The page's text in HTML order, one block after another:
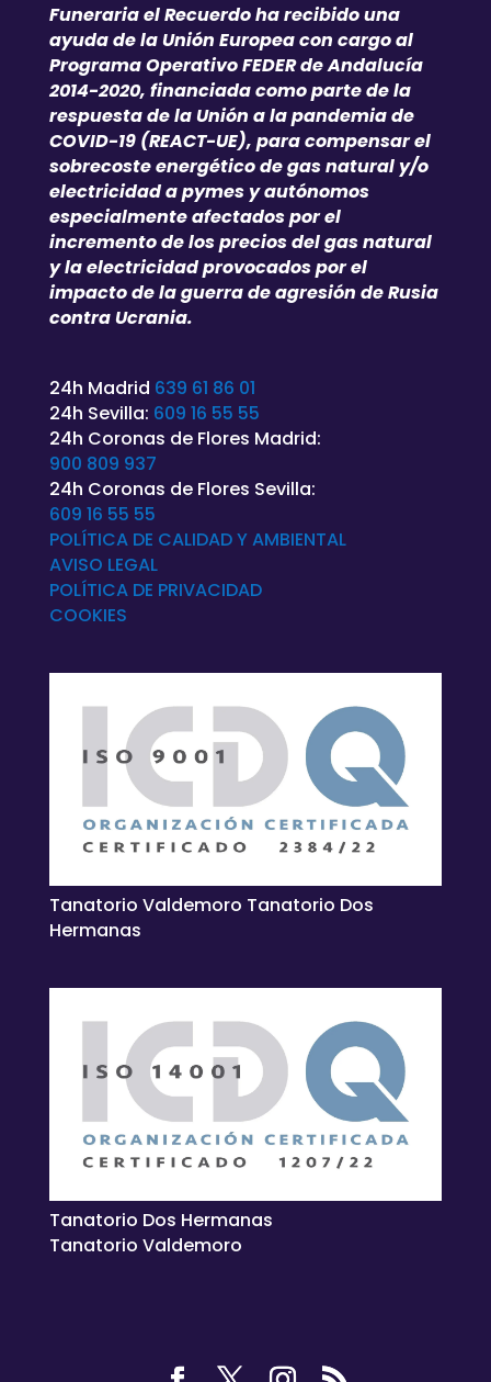
Funeraria el Recuerdo ha recibido una
ayuda de la Unión Europea con cargo al
Programa Operativo FEDER de Andalucía
2014-2020, financiada como parte de la
respuesta de la Unión a la pandemia de
COVID-19 (REACT-UE), para compensar el
sobrecoste energético de gas natural y/o
electricidad a pymes y autónomos
especialmente afectados por el
incremento de los precios del gas natural
y la electricidad provocados por el
impacto de la guerra de agresión de Rusia
contra Ucrania.
24h Madrid 639 61 86 01
24h Sevilla: 609 16 55 55
24h Coronas de Flores Madrid:
900 809 937
24h Coronas de Flores Sevilla:
609 16 55 55
POLÍTICA DE CALIDAD Y AMBIENTAL
AVISO LEGAL
POLÍTICA DE PRIVACIDAD
COOKIES
Tanatorio Valdemoro Tanatorio Dos
Hermanas
Tanatorio Dos Hermanas
Tanatorio Valdemoro